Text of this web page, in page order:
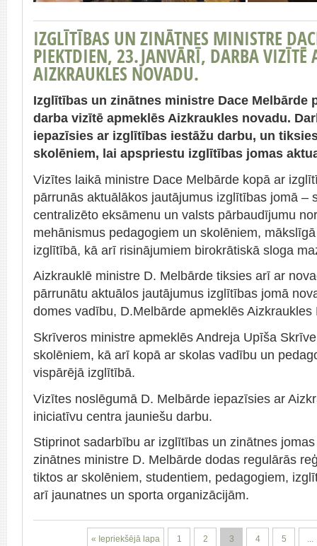
IZGLĪTĪBAS UN ZINĀTNES MINISTRE
PIEKTDIEN, 23. JANVĀRĪ, DARBA VIZĪTĒ
AIZKRAUKLES NOVADU.
Izglītības un zinātnes ministre Dace Melbārde
darba vizītē apmeklēs Aizkraukles novadu.
iepazīsies ar izglītības iestāžu darbu, un
skolēniem, lai apspriestu izglītības jomas
Vizītes laikā ministre Dace Melbārde kopā ar
pārrunās aktuālākos jautājumus izglītības jomā –
centralizēto eksāmenu un valsts pārbaudījumu
mehānismus pedagogiem un skolēniem,
izglītībā, kā arī risinājumiem birokrātiskā sloga
Aizkrauklē ministre D. Melbārde tiksies arī ar
pārrunātu aktuālos jautājumus izglītības jomā
domes vadību, D.Melbārde apmeklēs
Skrīveros ministre apmeklēs Andreja Upīša
skolēniem, kā arī kopā ar skolas vadību un
vispārējā izglītībā.
Vizītes noslēgumā D. Melbārde iepazīsies ar
iniciatīvu centra jauniešu darbu.
Stiprinot sadarbību ar izglītības un zinātnes
zinātnes ministre D. Melbārde dodas regulārās
tiktos ar skolēniem, studentiem, pedagogiem,
arī jaunatnes un sporta organizācijām.
« Iepriekšējā lapa 1 2 3 4 5